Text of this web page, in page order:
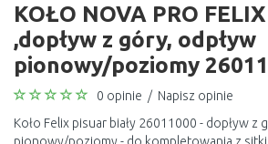
KOŁO NOVA PRO
,dopływ z góry, odpływ
pionowy/poziomy
0 opinie / Napisz opinie
Koło Felix pisuar biały 26011000 - dopływ z